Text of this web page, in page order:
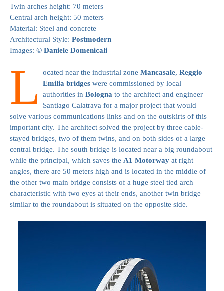
Twin arches height: 70 meters
Central arch height: 50 meters
Material: Steel and concrete
Architectural Style: Postmodern
Images: © Daniele Domenicali
L ocated near the industrial zone Mancasale, Reggio
Emilia bridges were commissioned by local
authorities in Bologna to the architect and engineer
Santiago Calatrava for a major project that would
solve various communications links and on the outskirts of this
important city. The architect solved the project by three cable-
stayed bridges, two of them twins, and on both sides of a large
central bridge. The south bridge is located near a big roundabout
while the principal, which saves the A1 Motorway at right
angles, there are 50 meters high and is located in the middle of
the other two main bridge consists of a huge steel tied arch
characteristic with two eyes at their ends, another twin bridge
similar to the roundabout is situated on the opposite side.